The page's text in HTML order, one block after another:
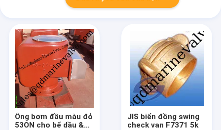
Ống bơm đầu màu đỏ
53ON cho bể dầu &
JIS biển đồng swing
check van F7371 5k